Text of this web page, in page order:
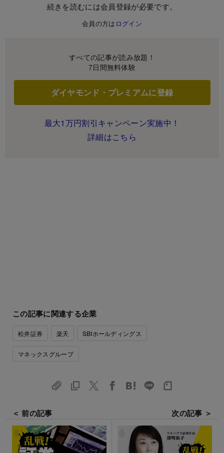
続きを読むには会員登録が必要です。
会員の方は ログイン
すべての記事が読み放題！
7日間無料体験
ダイヤモンド・プレミアムに登録
最大1万円割引キャンペーン実施中！
詳細はこちら
この記事に関連する企業
松井証券 楽天 SBIホールディングス
マネックスグループ
＜ 前の記事 次の記事 ＞